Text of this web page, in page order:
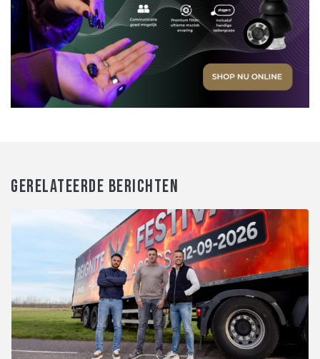
GERELATEERDE BERICHTEN